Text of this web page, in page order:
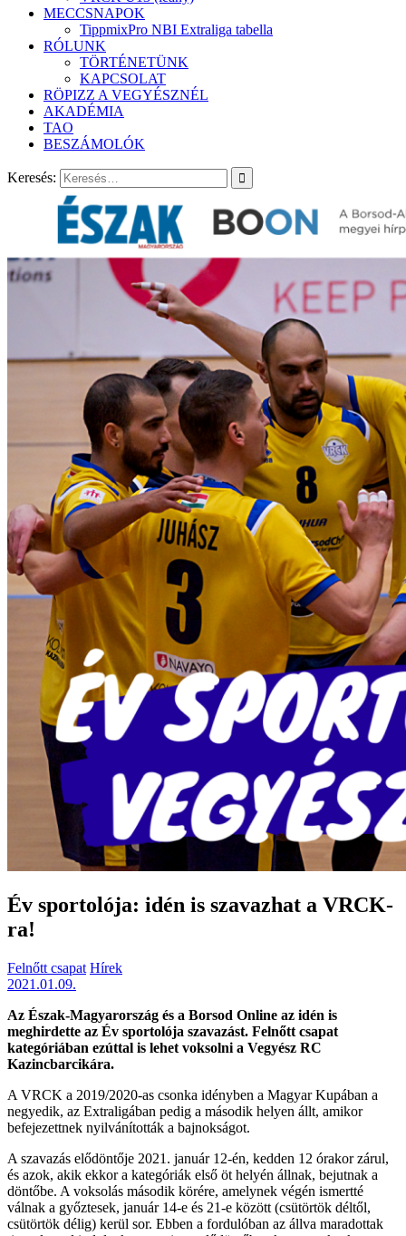
MECCSNAPOK
TippmixPro NBI Extraliga tabella
RÓLUNK
TÖRTÉNETÜNK
KAPCSOLAT
RÖPIZZ A VEGYÉSZNÉL
AKADÉMIA
TAO
BESZÁMOLÓK
Keresés:
Év sportolója: idén is szavazhat a VRCK-
ra!
Felnőtt csapat Hírek
2021.01.09.
Az Észak-Magyarország és a Borsod Online az idén is
meghirdette az Év sportolója szavazást. Felnőtt csapat
kategóriában ezúttal is lehet voksolni a Vegyész RC
Kazincbarcikára.
A VRCK a 2019/2020-as csonka idényben a Magyar Kupában a
negyedik, az Extraligában pedig a második helyen állt, amikor
befejezettnek nyilvánították a bajnokságot.
A szavazás elődöntője 2021. január 12-én, kedden 12 órakor zárul,
és azok, akik ekkor a kategóriák első öt helyén állnak, bejutnak a
döntőbe. A voksolás második körére, amelynek végén ismertté
válnak a győztesek, január 14-e és 21-e között (csütörtök déltől,
csütörtök délig) kerül sor. Ebben a fordulóban az állva maradottak